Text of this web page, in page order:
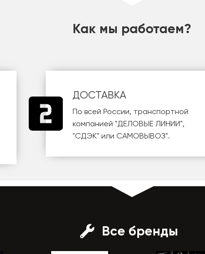
Как мы работаем?
ДОСТАВКА
По всей России, транспортной
компанией"ДЕЛОВЫЕ ЛИНИИ",
"СДЭК" или САМОВЫВОЗ".
Все бренды